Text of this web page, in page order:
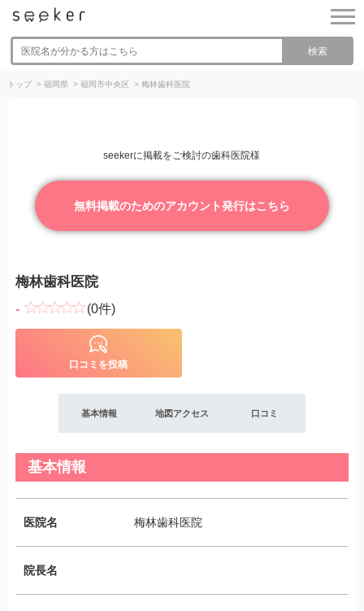
検索
トップ > 福岡県 > 福岡市中央区 > 梅林歯科医院
seekerに掲載をご検討の歯科医院様
無料掲載のためのアカウント発行はこちら
梅林歯科医院
- (0件)
口コミを投稿
基本情報 地図アクセス 口コミ
基本情報
医院名 梅林歯科医院
院長名